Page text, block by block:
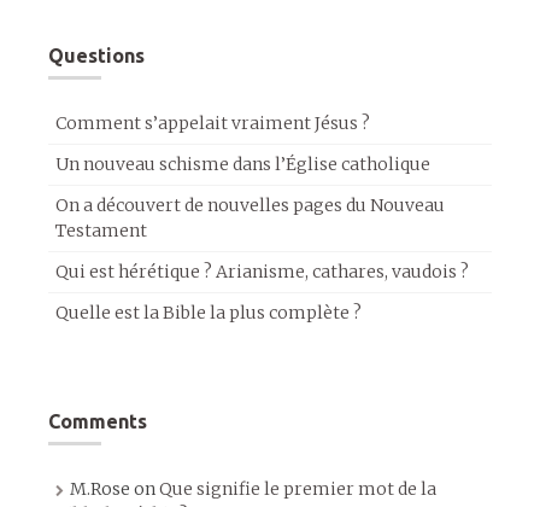
Questions
Comment s’appelait vraiment Jésus ?
Un nouveau schisme dans l’Église catholique
On a découvert de nouvelles pages du Nouveau
Testament
Qui est hérétique ? Arianisme, cathares, vaudois ?
Quelle est la Bible la plus complète ?
Comments
M.Rose onQue signifie le premier mot de la